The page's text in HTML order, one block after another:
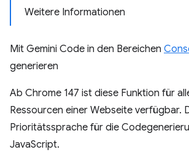
Weitere Informationen
Mit Gemini Code in den Bereichen
generieren
Ab Chrome 147 ist diese Funktion für
Ressourcen einer Webseite verfügbar.
Prioritätssprache für die
JavaScript.